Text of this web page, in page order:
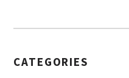
CATEGORIES